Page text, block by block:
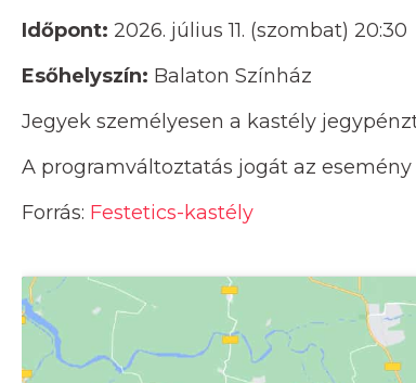
Időpont: 2026. július 11. (szombat) 20:30
Esőhelyszín: Balaton Színház
Jegyek személyesen a kastély
A programváltoztatás jogát az
Forrás: Festetics-kastély